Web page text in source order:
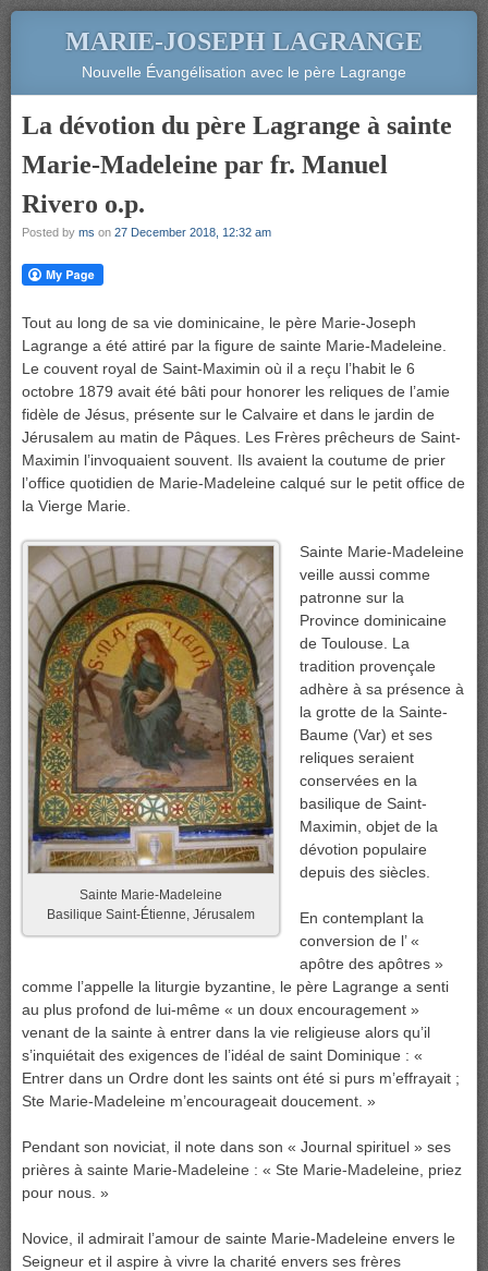
MARIE-JOSEPH LAGRANGE
Nouvelle Évangélisation avec le père Lagrange
La dévotion du père Lagrange à sainte
Marie-Madeleine par fr. Manuel
Rivero o.p.
Posted by ms on 27 December 2018, 12:32 am
Tout au long de sa vie dominicaine, le père Marie-Joseph
Lagrange a été attiré par la figure de sainte Marie-Madeleine.
Le couvent royal de Saint-Maximin où il a reçu l’habit le 6
octobre 1879 avait été bâti pour honorer les reliques de l’amie
fidèle de Jésus, présente sur le Calvaire et dans le jardin de
Jérusalem au matin de Pâques. Les Frères prêcheurs de Saint-
Maximin l’invoquaient souvent. Ils avaient la coutume de prier
l’office quotidien de Marie-Madeleine calqué sur le petit office de
la Vierge Marie.
Sainte Marie-Madeleine
Basilique Saint-Étienne, Jérusalem
Sainte Marie-Madeleine
veille aussi comme
patronne sur la
Province dominicaine
de Toulouse. La
tradition provençale
adhère à sa présence à
la grotte de la Sainte-
Baume (Var) et ses
reliques seraient
conservées en la
basilique de Saint-
Maximin, objet de la
dévotion populaire
depuis des siècles.
En contemplant la
conversion de l’ «
apôtre des apôtres »
comme l’appelle la liturgie byzantine, le père Lagrange a senti
au plus profond de lui-même « un doux encouragement »
venant de la sainte à entrer dans la vie religieuse alors qu’il
s’inquiétait des exigences de l’idéal de saint Dominique : «
Entrer dans un Ordre dont les saints ont été si purs m’effrayait ;
Ste Marie-Madeleine m’encourageait doucement. »
Pendant son noviciat, il note dans son « Journal spirituel » ses
prières à sainte Marie-Madeleine : « Ste Marie-Madeleine, priez
pour nous. »
Novice, il admirait l’amour de sainte Marie-Madeleine envers le
Seigneur et il aspire à vivre la charité envers ses frères